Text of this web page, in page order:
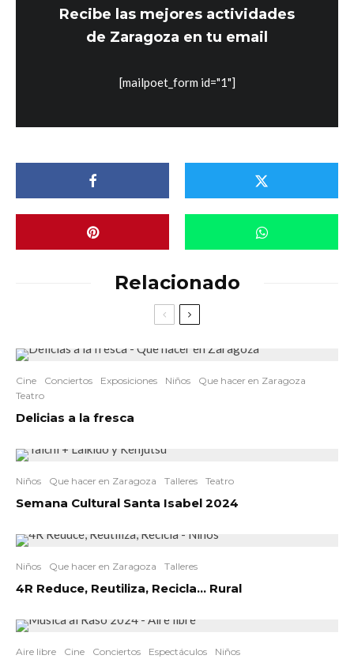
Recibe las mejores actividades
de Zaragoza en tu email
[mailpoet_form id="1"]
Relacionado
Cine Conciertos Exposiciones Niños
Que hacer en Zaragoza
Teatro
Delicias a la fresca
Niños Que hacer en Zaragoza Talleres Teatro
Semana Cultural Santa Isabel 2024
Niños Que hacer en Zaragoza Talleres
4R Reduce, Reutiliza, Recicla… Rural
Aire libre Cine Conciertos Espectáculos Niños